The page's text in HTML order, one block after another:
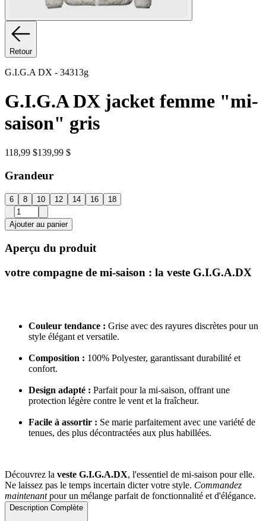
Retour
G.I.G.A DX - 34313g
G.I.G.A DX jacket femme "mi-
saison" gris
118,99 $139,99 $
Grandeur
6 8 10 12 14 16 18
Ajouter au panier
Aperçu du produit
votre compagne de mi-saison : la veste G.I.G.A.DX
Couleur tendance : Grise avec des rayures discrètes pour un
style élégant et versatile.
Composition : 100% Polyester, garantissant durabilité et
confort.
Design adapté : Parfait pour la mi-saison, offrant une
protection légère contre le vent et la fraîcheur.
Facile à assortir : Se marie parfaitement avec une variété de
tenues, des plus décontractées aux plus habillées.
Découvrez la veste G.I.G.A.DX, l'essentiel de mi-saison pour elle.
Ne laissez pas le temps incertain dicter votre style. Commandez
maintenantpour un mélange parfait de fonctionnalité et d'élégance.
Description Complète